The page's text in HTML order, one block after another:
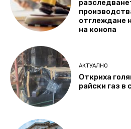
отглеждане
на конопа
АКТУАЛНО
Откриха
райски газ в